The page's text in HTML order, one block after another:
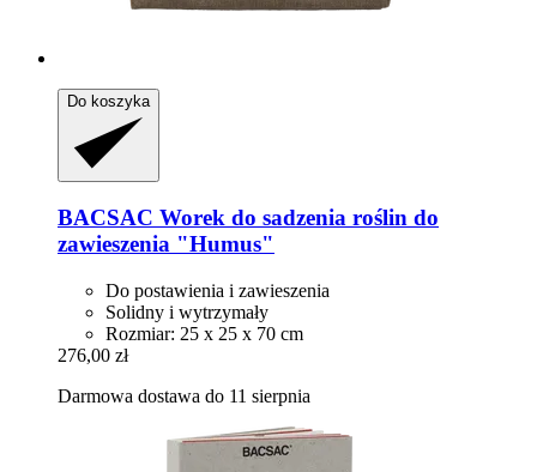
Do koszyka
BACSAC Worek do sadzenia roślin do
zawieszenia "Humus"
Do postawienia i zawieszenia
Solidny i wytrzymały
Rozmiar: 25 x 25 x 70 cm
276,00 zł
Darmowa dostawa do 11 sierpnia